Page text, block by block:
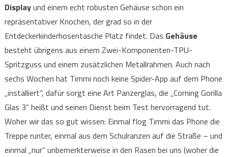
Displayund einem echt robusten Gehäuse schon ein
repräsentativer Knochen, der grad so in der
Entdeckerkinderhosentasche Platz findet. Das Gehäuse
besteht übrigens aus einem Zwei-Komponenten-TPU-
Spritzguss und einem zusätzlichen Metallrahmen. Auch nach
sechs Wochen hat Timmi noch keine Spider-App auf dem Phone
„installiert“, dafür sorgt eine Art Panzerglas, die „Corning Gorilla
Glas 3“ heißt und seinen Dienst beim Test hervorragend tut.
Woher wir das so gut wissen: Einmal flog Timmi das Phone die
Treppe runter, einmal aus dem Schulranzen auf die Straße – und
einmal „nur“ unbemerkterweise in den Rasen bei uns (woher die